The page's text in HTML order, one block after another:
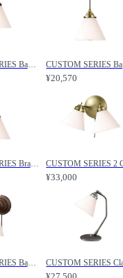
CUSTOM SERIES Basic Ceiling Lamp × Trans Jam / カスタムシリーズ ベーシックシーリングランプ × トランス（ジャム） / FLYMEe Factory / フライミーファクトリー
¥20,570
CUSTOM SERIES Brass Pendant Light × Trans Jam / カスタムシリーズ 真鍮ペンダントライト（口金E17） × トランス（ジャム） / FLYMEe Factory / フライミーファクトリー
¥33,000
CUSTOM SERIES Basic Wall Lamp × Trans Jam / カスタムシリーズ ベーシックウォールランプ × トランス（ジャム） / FLYMEe Factory / フライミーファクトリー